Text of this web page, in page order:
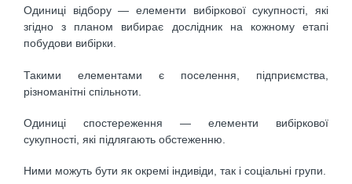
Одиниці відбору — елементи вибіркової сукупності, які
згідно з планом вибирає дослідник на кожному етапі
побудови вибірки.
Такими елементами є поселення, підприємства,
різноманітні спільноти.
Одиниці спостереження — елементи вибіркової
сукупності, які підлягають обстеженню.
Ними можуть бути як окремі індивіди, так і соціальні групи.